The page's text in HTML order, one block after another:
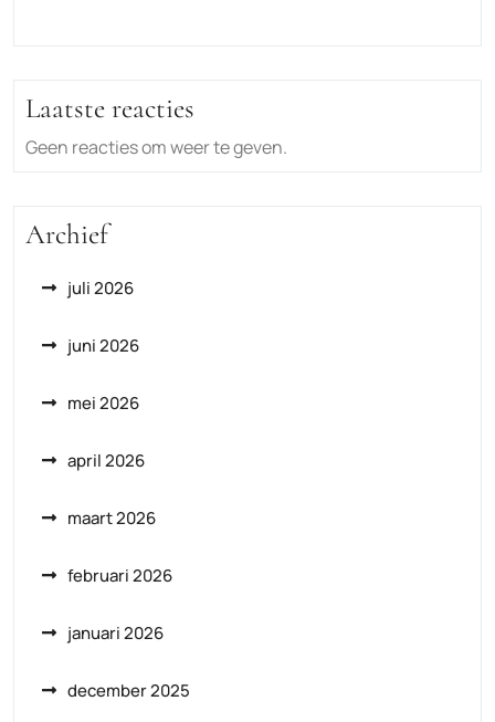
Laatste reacties
Geen reacties om weer te geven.
Archief
juli 2026
juni 2026
mei 2026
april 2026
maart 2026
februari 2026
januari 2026
december 2025